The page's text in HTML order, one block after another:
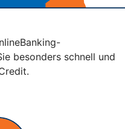
besonders schnell und